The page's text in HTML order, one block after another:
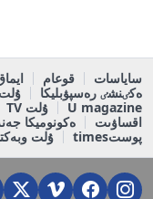
ساياسات قوعام
ەكٸنشٸ رەسپۋبليكا
U magazine
ۇلت TV
اقساۋىت
ەكونوميكا
پوستtimes
ۇلت